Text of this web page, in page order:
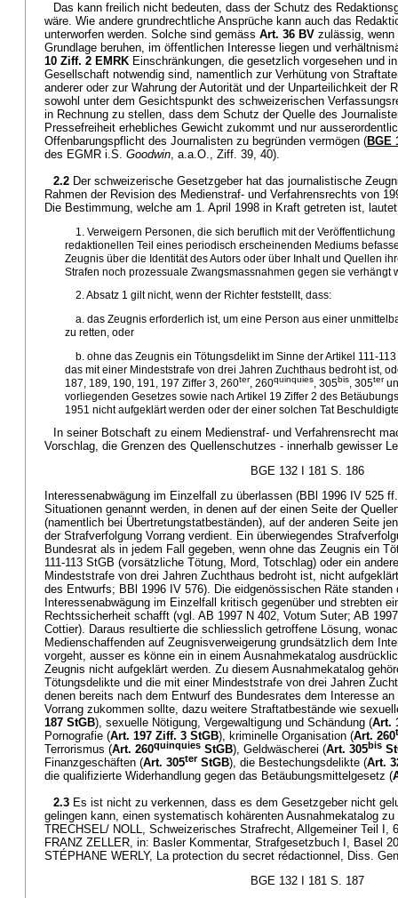
Das kann freilich nicht bedeuten, dass der Schutz des
wäre. Wie andere grundrechtliche Ansprüche kann auch das
unterworfen werden. Solche sind gemäss Art. 36 BV zulässig,
Grundlage beruhen, im öffentlichen Interesse liegen und
10 Ziff. 2 EMRK Einschränkungen, die gesetzlich vorgesehen und
Gesellschaft notwendig sind, namentlich zur Verhütung von
anderer oder zur Wahrung der Autorität und der Unparteilichkeit der
sowohl unter dem Gesichtspunkt des schweizerischen
in Rechnung zu stellen, dass dem Schutz der Quelle des
Pressefreiheit erhebliches Gewicht zukommt und nur
Offenbarungspflicht des Journalisten zu begründen vermögen (BGE
des EGMR i.S. Goodwin, a.a.O., Ziff. 39, 40).
2.2 Der schweizerische Gesetzgeber hat das journalistische
Rahmen der Revision des Medienstraf- und Verfahrensrechts von
Die Bestimmung, welche am 1. April 1998 in Kraft getreten ist,
1. Verweigern Personen, die sich beruflich mit der
redaktionellen Teil eines periodisch erscheinenden Mediums
Zeugnis über die Identität des Autors oder über Inhalt und Quellen
Strafen noch prozessuale Zwangsmassnahmen gegen sie verhängt
2. Absatz 1 gilt nicht, wenn der Richter feststellt, dass:
a. das Zeugnis erforderlich ist, um eine Person aus einer
zu retten, oder
b. ohne das Zeugnis ein Tötungsdelikt im Sinne der Artikel 111-
das mit einer Mindeststrafe von drei Jahren Zuchthaus bedroht ist,
187, 189, 190, 191, 197 Ziffer 3, 260ter, 260quinquies , 305bis , 305ter
vorliegenden Gesetzes sowie nach Artikel 19 Ziffer 2 des
1951 nicht aufgeklärt werden oder der einer solchen Tat
In seiner Botschaft zu einem Medienstraf- und Verfahrensrecht
Vorschlag, die Grenzen des Quellenschutzes - innerhalb gewisser
BGE 132 I 181 S. 186
Interessenabwägung im Einzelfall zu überlassen (BBl 1996 IV 525
Situationen genannt werden, in denen auf der einen Seite der
(namentlich bei Übertretungstatbeständen), auf der anderen Seite
der Strafverfolgung Vorrang verdient. Ein überwiegendes
Bundesrat als in jedem Fall gegeben, wenn ohne das Zeugnis ein
111-113 StGB (vorsätzliche Tötung, Mord, Totschlag) oder ein
Mindeststrafe von drei Jahren Zuchthaus bedroht ist, nicht
des Entwurfs; BBl 1996 IV 576). Die eidgenössischen Räte standen
Interessenabwägung im Einzelfall kritisch gegenüber und strebten
Rechtssicherheit schafft (vgl. AB 1997 N 402, Votum Suter; AB
Cottier). Daraus resultierte die schliesslich getroffene Lösung,
Medienschaffenden auf Zeugnisverweigerung grundsätzlich dem
vorgeht, ausser es könne ein in einem Ausnahmekatalog
Zeugnis nicht aufgeklärt werden. Zu diesem Ausnahmekatalog
Tötungsdelikte und die mit einer Mindeststrafe von drei Jahren
denen bereits nach dem Entwurf des Bundesrates dem Interesse
Vorrang zukommen sollte, dazu weitere Straftatbestände wie
187 StGB), sexuelle Nötigung, Vergewaltigung und Schändung (Art.
Pornografie (Art. 197 Ziff. 3 StGB), kriminelle Organisation (Art. 260
Terrorismus (Art. 260quinquies StGB), Geldwäscherei (Art. 305bis
Finanzgeschäften (Art. 305ter StGB), die Bestechungsdelikte (Art.
die qualifizierte Widerhandlung gegen das Betäubungsmittelgesetz (
2.3 Es ist nicht zu verkennen, dass es dem Gesetzgeber nicht
gelingen kann, einen systematisch kohärenten Ausnahmekatalog
TRECHSEL/ NOLL, Schweizerisches Strafrecht, Allgemeiner Teil I,
FRANZ ZELLER, in: Basler Kommentar, Strafgesetzbuch I, Basel
STÉPHANE WERLY, La protection du secret rédactionnel, Diss.
BGE 132 I 181 S. 187